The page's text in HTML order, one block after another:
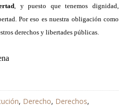
, y puesto que tenemos dignidad,
Por eso es nuestra obligación como
derechos y libertades públicas.
, Derecho, Derechos,